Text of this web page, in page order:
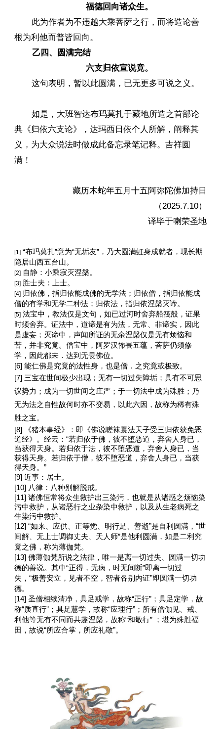
福德回向诸众生。
此为作者为不违越大乘菩萨之行，而将造论善
根为利他而普皆回向。
乙四、圆满完结
六支归依宣说竟。
这句表明，暂以此圆满，已无更多可说之义。
如是，大班智达布玛莫扎于藏地所造之首部论
典《归依六支论》，达玛西日依个人所解，阐释其
义，为大众说法时做成此备忘录笔记释。吉祥圆
满！
藏历木蛇年五月十五阿弥陀佛加持日
（2025.7.10）
译毕于喇荣圣地
[1] “布玛莫扎”意为“无垢友”，乃大圆满虹身成就者，现长期
隐居山西五台山。
[2] 自静：小乘寂灭涅槃。
[3] 胜士夫：上士。
[4] 归依佛，指归依能成佛的无学法；归依僧，指归依能成
僧的有学和无学二种法；归依法，指归依涅槃灭谛。
[5] 法宝中，教法仅是文句，如已过河时舍弃船筏般，证果
时须舍弃。证法中，道谛是有为法，无常、非谛实，因此
是虚妄；灭谛中，声闻所证的无余涅槃仅是无有烦恼和
苦，并非究竟。僧宝中，阿罗汉怖畏五蕴，菩萨仍须修
学，因此都未．达到无畏佛位。
[6] 能仁佛是究竟的法性身，也是僧．之究竟或极致。
[7] 三宝在世间极少出现；无有一切过失障垢；具有不可思
议势力；成为一切世间之庄严；于一切法中成为殊胜；乃
无为法之自性故何时亦不变易，以此六因，故称为稀有殊
胜之宝。
[8]
《猪本事经》：即《佛说嗟袜曩法天子受三归依获免恶
道经》。经云：“若归依于佛，彼不堕恶道，弃舍人身已，
当获得天身。若归依于法，彼不堕恶道，弃舍人身已，当
获得天身。若归依于僧，彼不堕恶道，弃舍人身已，当获
得天身。”
[9] 近事：居士。
[10] 八律：八种别解脱戒。
[11] 诸佛恒常将众生救护出三染污，也就是从诸惑之烦恼染
污中救护，从诸恶行之业杂染中救护，以及从生老病死之
生染污中救护。
[12] “如来、应供、正等觉、明行足、善逝”是自利圆满，“世
间解、无上士调御丈夫、天人师”是他利圆满，如是二利究
竟之佛，称为薄伽梵。
[13] 佛薄伽梵所说之法律，唯一是离一切过失、圆满一切功
德的善说。其中“正得，无病，时无间断”即离一切过
失，“极善安立，见者不空，智者各别内证”即圆满一切功
德。
[14] 圣僧相续清净，具足戒学，故称“正行”；具足定学，故
称“质直行”；具足慧学，故称“应理行”；所有僧伽见、戒、
利他等无有不同而共趣涅槃，故称“和敬行” ；堪为殊胜福
田，故说“所应合掌，所应礼敬”。